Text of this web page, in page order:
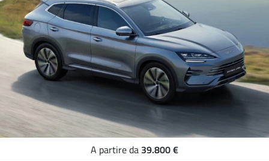
A partire da 39.800 €